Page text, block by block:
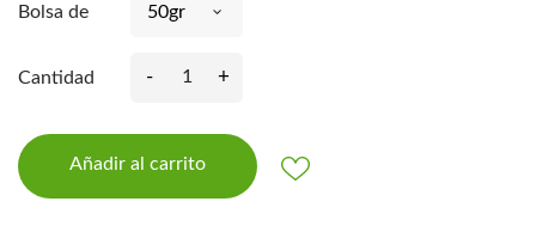
Bolsa de
Cantidad - +
Añadir al carrito